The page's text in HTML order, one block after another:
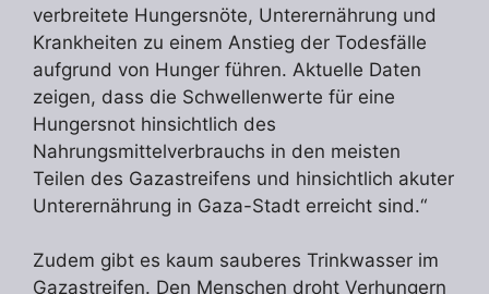
verbreitete Hungersnöte, Unterernährung und
Krankheiten zu einem Anstieg der Todesfälle
aufgrund von Hunger führen. Aktuelle Daten
zeigen, dass die Schwellenwerte für eine
Hungersnot hinsichtlich des
Nahrungsmittelverbrauchs in den meisten
Teilen des Gazastreifens und hinsichtlich akuter
Unterernährung in Gaza-Stadt erreicht sind.“
Zudem gibt es kaum sauberes Trinkwasser im
Gazastreifen. Den Menschen droht Verhungern